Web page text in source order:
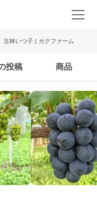
古林いつ子 | ガクファーム
投稿 商品